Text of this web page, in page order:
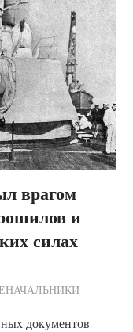
врагом
и
силах
документов